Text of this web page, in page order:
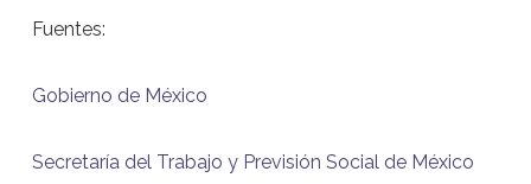
Fuentes:
Gobierno de México
Secretaría del Trabajo y Previsión Social de México